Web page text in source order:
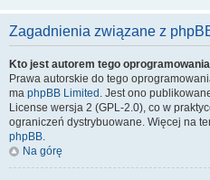
Zagadnienia związane z
Kto jest autorem tego
Prawa autorskie do tego
ma phpBB Limited . Jest ono
License wersja 2 (GPL-2.0), co w
ograniczeń dystrybuowane. Więcej na
phpBB.
Na górę